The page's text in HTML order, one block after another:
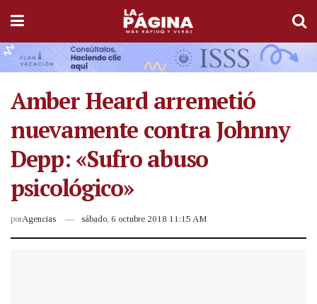
Amber Heard arremetió
nuevamente contra Johnny
Depp: «Sufro abuso
psicológico»
porAgencias sábado, 6 octubre 2018 11:15 AM